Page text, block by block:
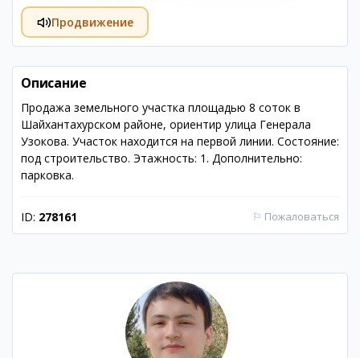
Продвижение
Описание
Продажа земельного участка площадью 8 соток в
Шайхантахурском районе, ориентир улица Генерала
Узокова. Участок находится на первой линии. Состояние:
под строительство. Этажность: 1. Дополнительно:
парковка.
ID: 278161 ⚐ Пожаловаться